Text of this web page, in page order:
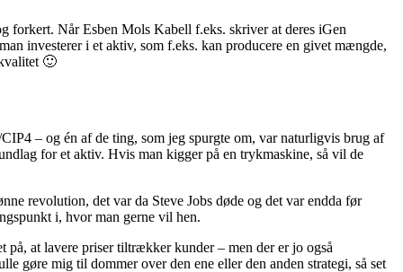
forkert. Når Esben Mols Kabell f.eks. skriver at deres iGen
investerer i et aktiv, som f.eks. kan producere en givet mængde,
🙂
– og én af de ting, som jeg spurgte om, var naturligvis brug af
for et aktiv. Hvis man kigger på en trykmaskine, så vil de
revolution, det var da Steve Jobs døde og det var endda før
i, hvor man gerne vil hen.
på, at lavere priser tiltrækker kunder – men der er jo også
gøre mig til dommer over den ene eller den anden strategi, så set